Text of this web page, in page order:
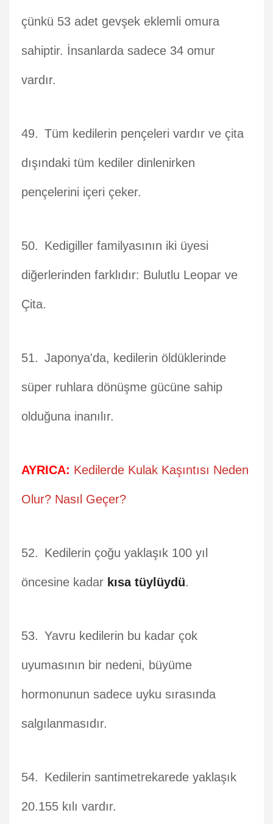
çünkü 53 adet gevşek eklemli omura
sahiptir. İnsanlarda sadece 34 omur
vardır.
Tüm kedilerin pençeleri vardır ve çita
dışındaki tüm kediler dinlenirken
pençelerini içeri çeker.
Kedigiller familyasının iki üyesi
diğerlerinden farklıdır: Bulutlu Leopar ve
Çita.
Japonya'da, kedilerin öldüklerinde
süper ruhlara dönüşme gücüne sahip
olduğuna inanılır.
AYRICA: Kedilerde Kulak Kaşıntısı Neden
Olur? Nasıl Geçer?
Kedilerin çoğu yaklaşık 100 yıl
öncesine kadar kısa tüylüydü.
Yavru kedilerin bu kadar çok
uyumasının bir nedeni, büyüme
hormonunun sadece uyku sırasında
salgılanmasıdır.
Kedilerin santimetrekarede yaklaşık
20.155 kılı vardır.